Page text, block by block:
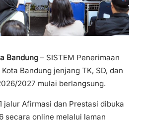
Bandung – SISTEM Penerimaan
Bandung jenjang TK, SD, dan
2027 mulai berlangsung.
jalur Afirmasi dan Prestasi dibuka
secara online melalui laman